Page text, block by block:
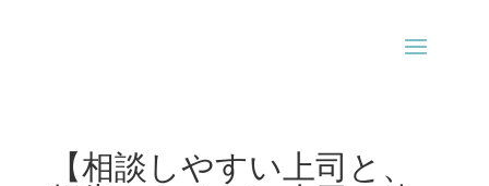
【相談しやすい上司と、